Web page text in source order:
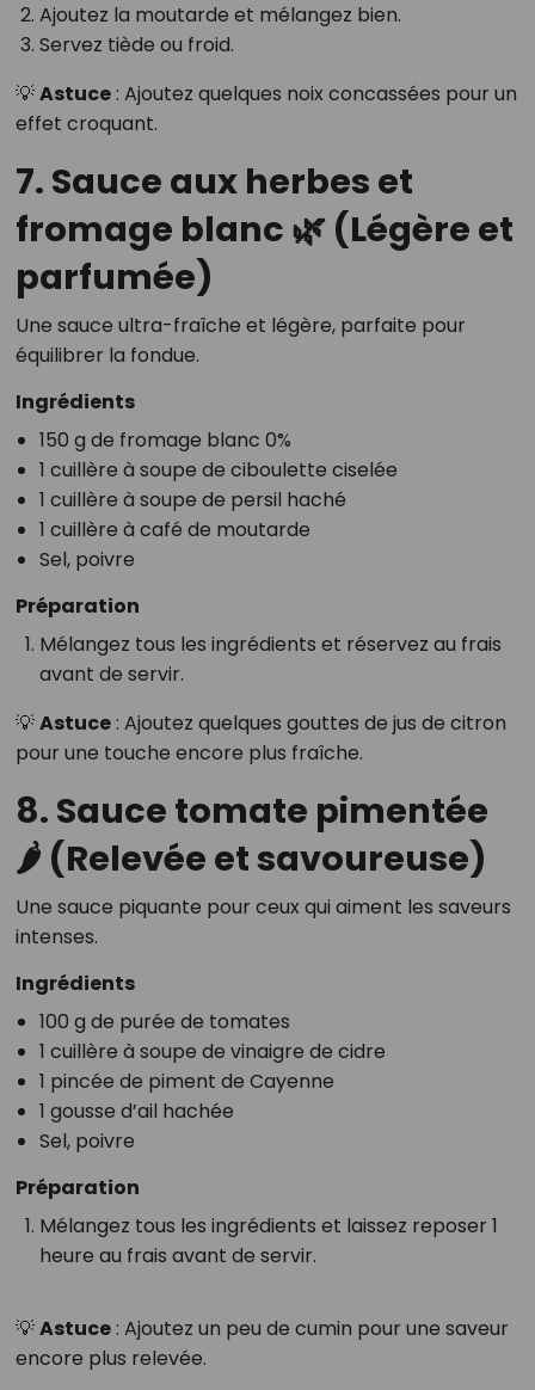
Ajoutez la moutarde et mélangez bien.
Servez tiède ou froid.
💡Astuce: Ajoutez quelques noix concassées pour un
effet croquant.
7. Sauce aux herbes et
fromage blanc 🌿 (Légère et
parfumée)
Une sauce ultra-fraîche et légère, parfaite pour
équilibrer la fondue.
Ingrédients
150 g de fromage blanc 0%
1 cuillère à soupe de ciboulette ciselée
1 cuillère à soupe de persil haché
1 cuillère à café de moutarde
Sel, poivre
Préparation
Mélangez tous les ingrédients et réservez au frais
avant de servir.
💡Astuce: Ajoutez quelques gouttes de jus de citron
pour une touche encore plus fraîche.
8. Sauce tomate pimentée
🌶️ (Relevée et savoureuse)
Une sauce piquante pour ceux qui aiment les saveurs
intenses.
Ingrédients
100 g de purée de tomates
1 cuillère à soupe de vinaigre de cidre
1 pincée de piment de Cayenne
1 gousse d’ail hachée
Sel, poivre
Préparation
Mélangez tous les ingrédients et laissez reposer 1
heure au frais avant de servir.
💡Astuce: Ajoutez un peu de cumin pour une saveur
encore plus relevée.